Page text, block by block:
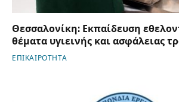
Θεσσαλονίκη: Εκπαίδευση
θέματα υγιεινής και ασφάλειας
ΕΠΙΚΑΙΡΟΤΗΤΑ